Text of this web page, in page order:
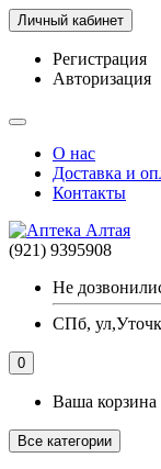
Личный кабинет
Регистрация
Авторизация
О нас
Доставка и
Контакты
(921) 9395908
Не
СПб,
0
Ваша корзина
Все категории